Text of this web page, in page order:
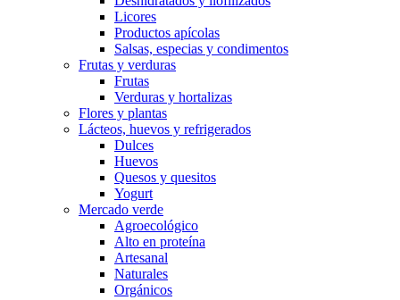
Licores
Productos apícolas
Salsas, especias y condimentos
Frutas y verduras
Frutas
Verduras y hortalizas
Flores y plantas
Lácteos, huevos y refrigerados
Dulces
Huevos
Quesos y quesitos
Yogurt
Mercado verde
Agroecológico
Alto en proteína
Artesanal
Naturales
Orgánicos